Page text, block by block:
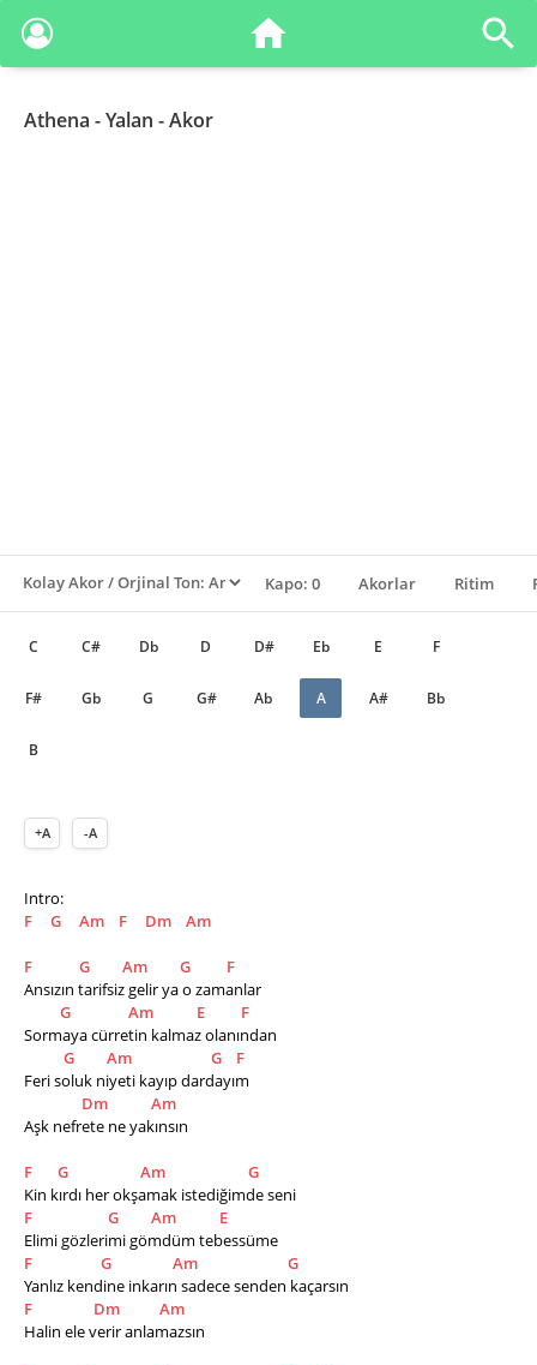
Athena - Yalan - Akor
Kapo: 0 Akorlar Ritim
C C# Db D D# Eb E F
F# Gb G G# Ab A A# Bb
B
+A -A
Intro:
F
G Am F Dm Am
F G Am G
F
Ansızın tarifsiz gelir ya o zamanlar
G
Am E
F
Sormaya cürretin kalmaz olanından
G
Am G
F
Feri soluk niyeti kayıp dardayım
Dm
Am
Aşk nefrete ne yakınsın
F G Am
G
Kin kırdı her okşamak istediğimde seni
F
G Am
E
Elimi gözlerimi gömdüm tebessüme
F
G Am
G
Yanlız kendine inkarın sadece senden kaçarsın
F
Dm
Am
Halin ele verir anlamazsın